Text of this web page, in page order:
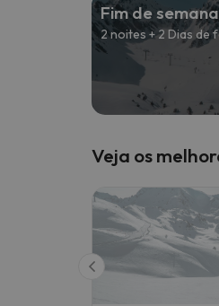
Fim de
2 noites + 2 Dias de
Veja os